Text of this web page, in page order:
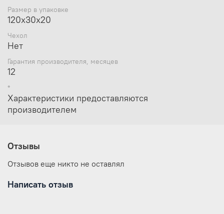
Размер в упаковке
120x30x20
Чехол
Нет
Гарантия производителя, месяцев
12
*
Характеристики предоставляются
производителем
Отзывы
Отзывов еще никто не оставлял
Написать отзыв